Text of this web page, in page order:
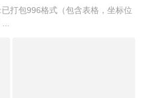
打包996格式（包含表格，坐标位